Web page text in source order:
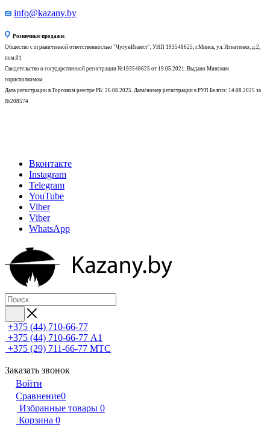
info@kazany.by
Розничные продажи:
Общество с ограниченной ответственностью "ЧугунИнвест", УНП 193548625, г.Минск, ул. Игнатенко, д.2,
пом.01
Свидетельство о государственной регистрации №193548625 от 19.05.2021. Выдано Минским
горисполкомом
Дата регистрации в Торговом реестре РБ: 26.08.2025. Дата/номер регистрации в РУП Белгиэ: 14.08.2025 за
№208574
Вконтакте
Instagram
Telegram
YouTube
Viber
Viber
WhatsApp
+375 (44) 710-66-77
+375 (44) 710-66-77 А1
+375 (29) 711-66-77 МТС
Заказать звонок
Войти
Сравнение0
Избранные товары 0
Корзина 0